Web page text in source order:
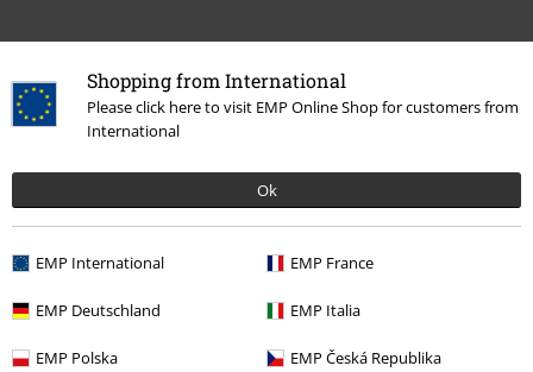
Shopping from International
Please click here to visit EMP Online Shop for customers from
International
Ok
EMP International EMP France
EMP Deutschland EMP Italia
EMP Polska EMP Česká Republika
Dernière visite